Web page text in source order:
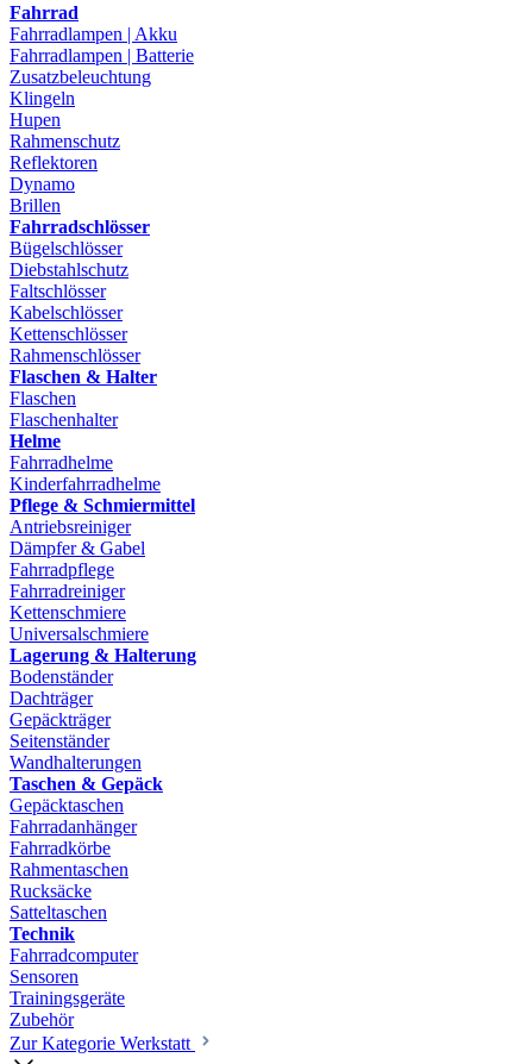
Fahrrad
Fahrradlampen | Akku
Fahrradlampen | Batterie
Zusatzbeleuchtung
Klingeln
Hupen
Rahmenschutz
Reflektoren
Dynamo
Brillen
Fahrradschlösser
Bügelschlösser
Diebstahlschutz
Faltschlösser
Kabelschlösser
Kettenschlösser
Rahmenschlösser
Flaschen & Halter
Flaschen
Flaschenhalter
Helme
Fahrradhelme
Kinderfahrradhelme
Pflege & Schmiermittel
Antriebsreiniger
Dämpfer & Gabel
Fahrradpflege
Fahrradreiniger
Kettenschmiere
Universalschmiere
Lagerung & Halterung
Bodenständer
Dachträger
Gepäckträger
Seitenständer
Wandhalterungen
Taschen & Gepäck
Gepäcktaschen
Fahrradanhänger
Fahrradkörbe
Rahmentaschen
Rucksäcke
Satteltaschen
Technik
Fahrradcomputer
Sensoren
Trainingsgeräte
Zubehör
Zur Kategorie Werkstatt